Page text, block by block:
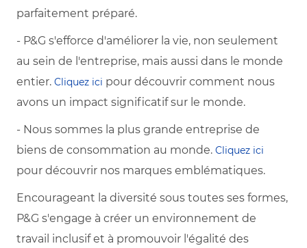
parfaitement préparé.
- P&G s'efforce d'améliorer la vie, non seulement
au sein de l'entreprise, mais aussi dans le monde
entier. Cliquez ici pour découvrir comment nous
avons un impact significatif sur le monde.
- Nous sommes la plus grande entreprise de
biens de consommation au monde. Cliquez ici
pour découvrir nos marques emblématiques.
Encourageant la diversité sous toutes ses formes,
P&G s'engage à créer un environnement de
travail inclusif et à promouvoir l'égalité des